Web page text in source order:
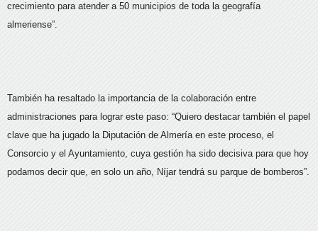
crecimiento para atender a 50 municipios de toda la geografía
almeriense”.
También ha resaltado la importancia de la colaboración entre
administraciones para lograr este paso: “Quiero destacar también el papel
clave que ha jugado la Diputación de Almería en este proceso, el
Consorcio y el Ayuntamiento, cuya gestión ha sido decisiva para que hoy
podamos decir que, en solo un año, Níjar tendrá su parque de bomberos”.